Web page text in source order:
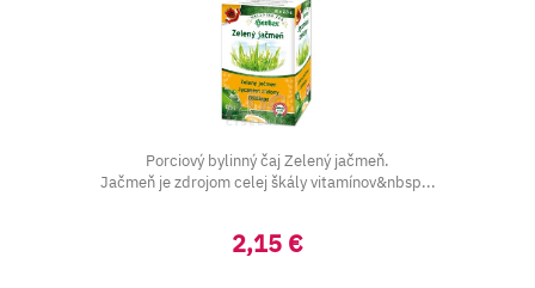
Porciový bylinný čaj Zelený jačmeň.
Jačmeň je zdrojom celej škály vitamínov&nbsp...
2,15 €